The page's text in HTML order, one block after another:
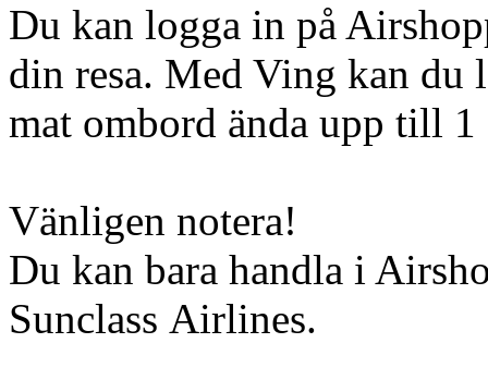
Du kan logga in på
din resa. Med Ving kan du
mat ombord ända upp till 1
Vänligen notera!
Du kan bara handla i
Sunclass Airlines.